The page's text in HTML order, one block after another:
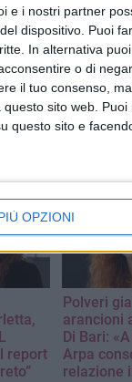
e i nostri partner
dispositivo. Puoi
In alternativa
o di
il tuo consenso,
sito web.
questo sito e
OPZIONI
report
Polveri
arancioni
Di Bari:
Arpa
relazione